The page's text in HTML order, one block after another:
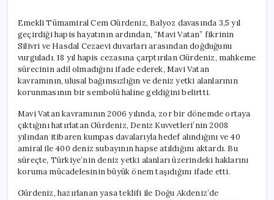
için
Emekli Tümamiral Cem Gürdeniz, Balyoz davasında 3,5 yıl
geçirdiği hapis hayatının ardından, “Mavi Vatan” fikrinin
Silivri ve Hasdal Cezaevi duvarları arasından doğduğunu
vurguladı. 18 yıl hapis cezasına çarptırılan Gürdeniz, mahkeme
sürecinin adil olmadığını ifade ederek, Mavi Vatan
kavramının, ulusal bağımsızlığın ve deniz yetki alanlarının
korunmasının bir sembolü haline geldiğini belirtti.
Mavi Vatan kavramının 2006 yılında, zor bir dönemde ortaya
çıktığını hatırlatan Gürdeniz, Deniz Kuvvetleri’nin 2008
yılından itibaren kumpas davalarıyla hedef alındığını ve 40
amiral ile 400 deniz subayının hapse atıldığını aktardı. Bu
süreçte, Türkiye’nin deniz yetki alanları üzerindeki haklarını
koruma mücadelesinin büyük önem taşıdığını ifade etti.
Gürdeniz, hazırlanan yasa teklifi ile Doğu Akdeniz’de